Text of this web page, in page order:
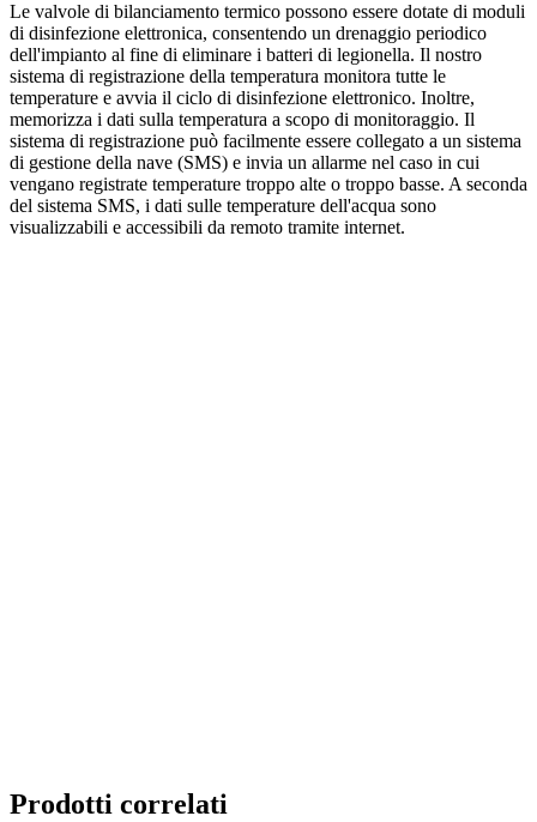
Le valvole di bilanciamento termico possono essere dotate di moduli
di disinfezione elettronica, consentendo un drenaggio periodico
dell'impianto al fine di eliminare i batteri di legionella. Il nostro
sistema di registrazione della temperatura monitora tutte le
temperature e avvia il ciclo di disinfezione elettronico. Inoltre,
memorizza i dati sulla temperatura a scopo di monitoraggio. Il
sistema di registrazione può facilmente essere collegato a un sistema
di gestione della nave (SMS) e invia un allarme nel caso in cui
vengano registrate temperature troppo alte o troppo basse. A seconda
del sistema SMS, i dati sulle temperature dell'acqua sono
visualizzabili e accessibili da remoto tramite internet.
Prodotti correlati